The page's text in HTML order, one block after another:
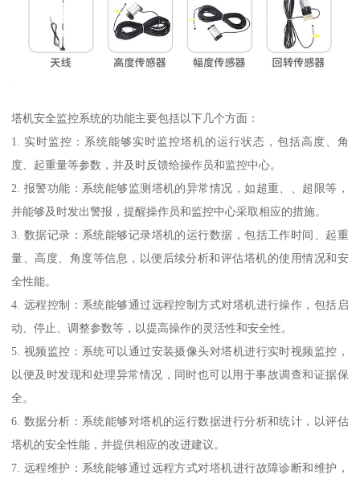
塔机安全监控系统的功能主要包括以下几个方面：
1. 实时监控：系统能够实时监控塔机的运行状态，包括高度、角
度、起重量等参数，并及时反馈给操作员和监控中心。
2. 报警功能：系统能够监测塔机的异常情况，如超重、、超限等，
并能够及时发出警报，提醒操作员和监控中心采取相应的措施。
3. 数据记录：系统能够记录塔机的运行数据，包括工作时间、起重
量、高度、角度等信息，以便后续分析和评估塔机的使用情况和安
全性能。
4. 远程控制：系统能够通过远程控制方式对塔机进行操作，包括启
动、停止、调整参数等，以提高操作的灵活性和安全性。
5. 视频监控：系统可以通过安装摄像头对塔机进行实时视频监控，
以便及时发现和处理异常情况，同时也可以用于事故调查和证据保
全。
6. 数据分析：系统能够对塔机的运行数据进行分析和统计，以评估
塔机的安全性能，并提供相应的改进建议。
7. 远程维护：系统能够通过远程方式对塔机进行故障诊断和维护，